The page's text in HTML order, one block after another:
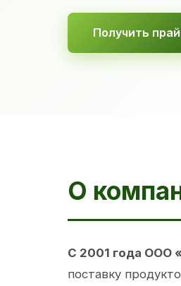
Получить
О
С 2001 года ООО
поставку